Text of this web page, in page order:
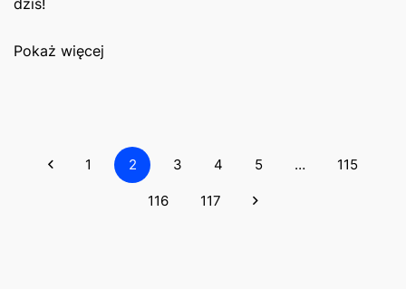
dziś!
Pokaż więcej
1 2 3 4 5 … 115
116 117